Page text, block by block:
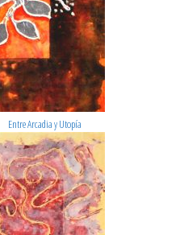
Entre Arcadia y Utopía